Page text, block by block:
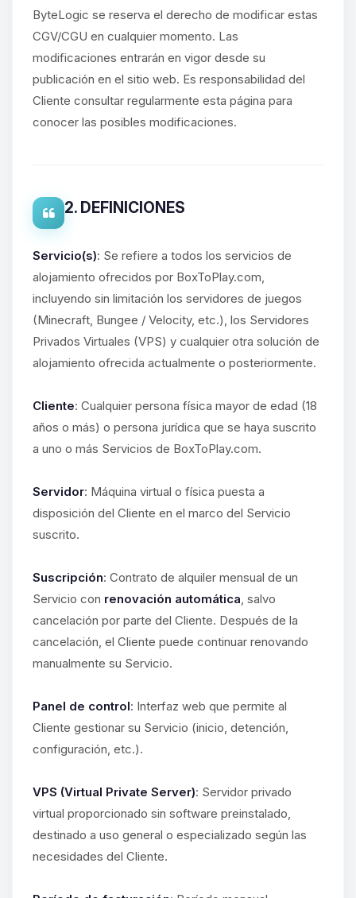
ByteLogic se reserva el derecho de modificar estas
CGV/CGU en cualquier momento. Las
modificaciones entrarán en vigor desde su
publicación en el sitio web. Es responsabilidad del
Cliente consultar regularmente esta página para
conocer las posibles modificaciones.
2. DEFINICIONES
Servicio(s): Se refiere a todos los servicios de
alojamiento ofrecidos por BoxToPlay.com,
incluyendo sin limitación los servidores de juegos
(Minecraft, Bungee / Velocity, etc.), los Servidores
Privados Virtuales (VPS) y cualquier otra solución de
alojamiento ofrecida actualmente o posteriormente.
Cliente: Cualquier persona física mayor de edad (18
años o más) o persona jurídica que se haya suscrito
a uno o más Servicios de BoxToPlay.com.
Servidor: Máquina virtual o física puesta a
disposición del Cliente en el marco del Servicio
suscrito.
Suscripción: Contrato de alquiler mensual de un
Servicio con renovación automática, salvo
cancelación por parte del Cliente. Después de la
cancelación, el Cliente puede continuar renovando
manualmente su Servicio.
Panel de control: Interfaz web que permite al
Cliente gestionar su Servicio (inicio, detención,
configuración, etc.).
VPS (Virtual Private Server): Servidor privado
virtual proporcionado sin software preinstalado,
destinado a uso general o especializado según las
necesidades del Cliente.